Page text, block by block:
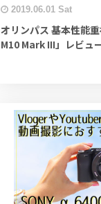
2019.06.01 Sat
オリンパス 基本性能
M10 Mark III」レビュ